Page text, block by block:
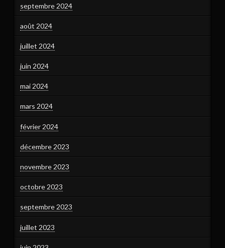
septembre 2024
août 2024
juillet 2024
juin 2024
mai 2024
mars 2024
février 2024
décembre 2023
novembre 2023
octobre 2023
septembre 2023
juillet 2023